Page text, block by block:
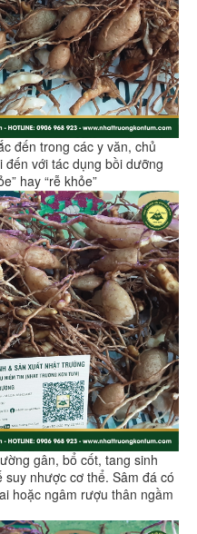
đến trong các y văn, chủ
với tác dụng bồi dưỡng
hay “rễ khỏe”
gân, bổ cốt, tang sinh
nhược cơ thể. Sâm đá có
hoặc ngâm rượu thân ngầm